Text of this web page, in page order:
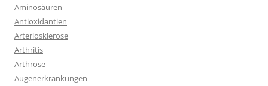
Aminosäuren
Antioxidantien
Arteriosklerose
Arthritis
Arthrose
Augenerkrankungen